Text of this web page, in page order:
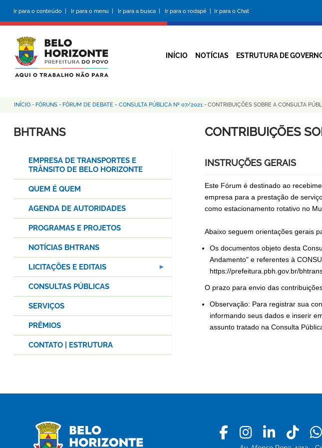
conteúdo
principal
Ir para o conteúdo | Ir para o menu | Ir para a busca | Ir para o rodapé | Ir para o Chat
da
INÍCIO NOTÍCIAS ESTRUTURA DE
Trilha
de
INÍCIO - FÓRUNS - FÓRUM DE DEBATE - CONSULTA PÚBLICA Nº 07/2021 - CONTRIBUIÇÕES SOBRE A CONSULTA
CONTRIBUIÇÕES
INSTRUÇÕES GERAIS
Este Fórum é destinado ao
empresa para a prestação de
como estacionamento rotativo no
Abaixo seguem orientações gerais
Os documentos objeto desta
Andamento" e referentes à
https://prefeitura.pbh.gov.br/
O prazo para envio das
Observação: Para registrar sua
informando seus dados e inserir
assunto tratado na Consulta
BHTRANS
EMPRESA DE TRANSPORTES E
TRÂNSITO DE BELO HORIZONTE
QUEM É QUEM
AGENDA DE AUTORIDADES
PROGRAMAS E PROJETOS
NOTÍCIAS BHTRANS
LICITAÇÕES E EDITAIS
CONSULTAS PÚBLICAS
SERVIÇOS
PRÊMIOS
CONTATO | ESTRUTURA
Facebook
Instagram